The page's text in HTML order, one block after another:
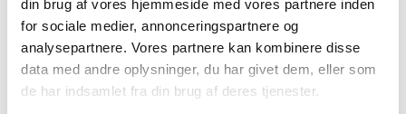
din brug af vores hjemmeside med vores partnere inden
for sociale medier, annonceringspartnere og
analysepartnere. Vores partnere kan kombinere disse
data med andre oplysninger, du har givet dem, eller som
de har indsamlet fra din brug af deres tjenester.
50.211,00 DKK